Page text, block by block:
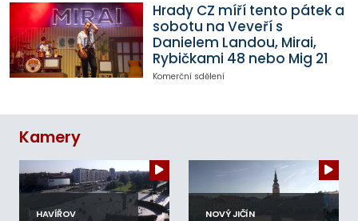
Hrady CZ míří tento pátek a
sobotu na Veveří s
Danielem Landou, Mirai,
Rybičkami 48 nebo Mig 21
Komerční sdělení
Kamery
HAVÍŘOV NOVÝ JIČÍN